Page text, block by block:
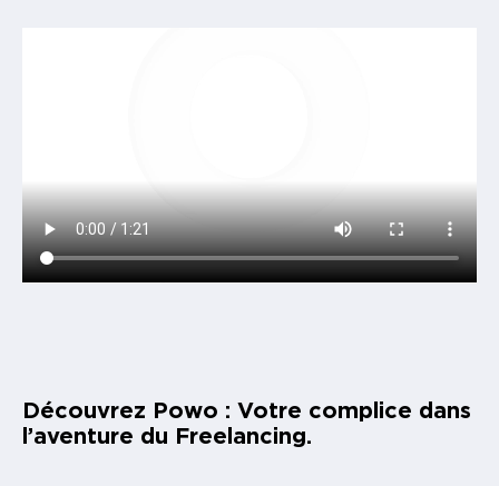
Découvrez Powo : Votre complice dans
l’aventure du Freelancing.